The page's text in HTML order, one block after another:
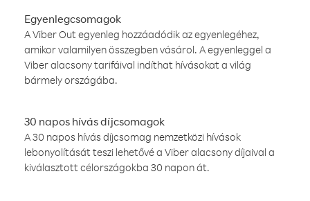
Egyenlegcsomagok
A Viber Out egyenleg hozzáadódik az egyenlegéhez,
amikor valamilyen összegben vásárol. A egyenleggel a
Viber alacsony tarifáival indíthat hívásokat a világ
bármely országába.
30 napos hívás díjcsomagok
A 30 napos hívás díjcsomag nemzetközi hívások
lebonyolítását teszi lehetővé a Viber alacsony díjaival a
kiválasztott célországokba 30 napon át.